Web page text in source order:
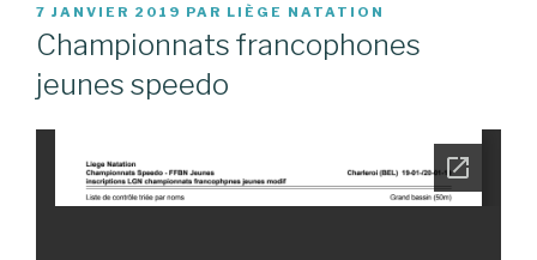
PUBLIÉ
LE
7 JANVIER 2019 PAR LIÈGE NATATION
Championnats francophones
jeunes speedo